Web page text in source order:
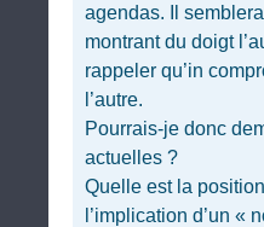
agendas. Il
montrant du doigt
rappeler qu’in
l’autre.
Pourrais-je donc
actuelles ?
Quelle est la
l’implication d’un «